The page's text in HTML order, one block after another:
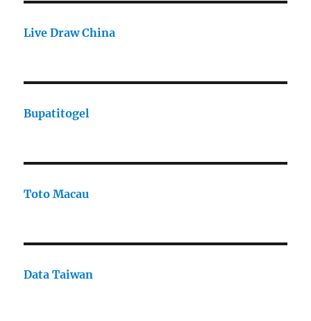
Live Draw China
Bupatitogel
Toto Macau
Data Taiwan